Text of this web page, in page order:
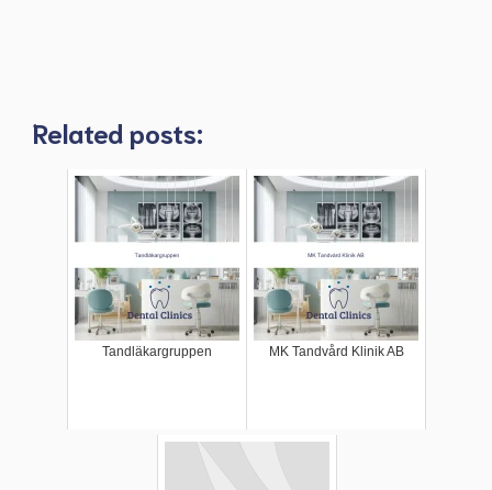
Related posts:
Tandläkargruppen MK Tandvård Klinik AB